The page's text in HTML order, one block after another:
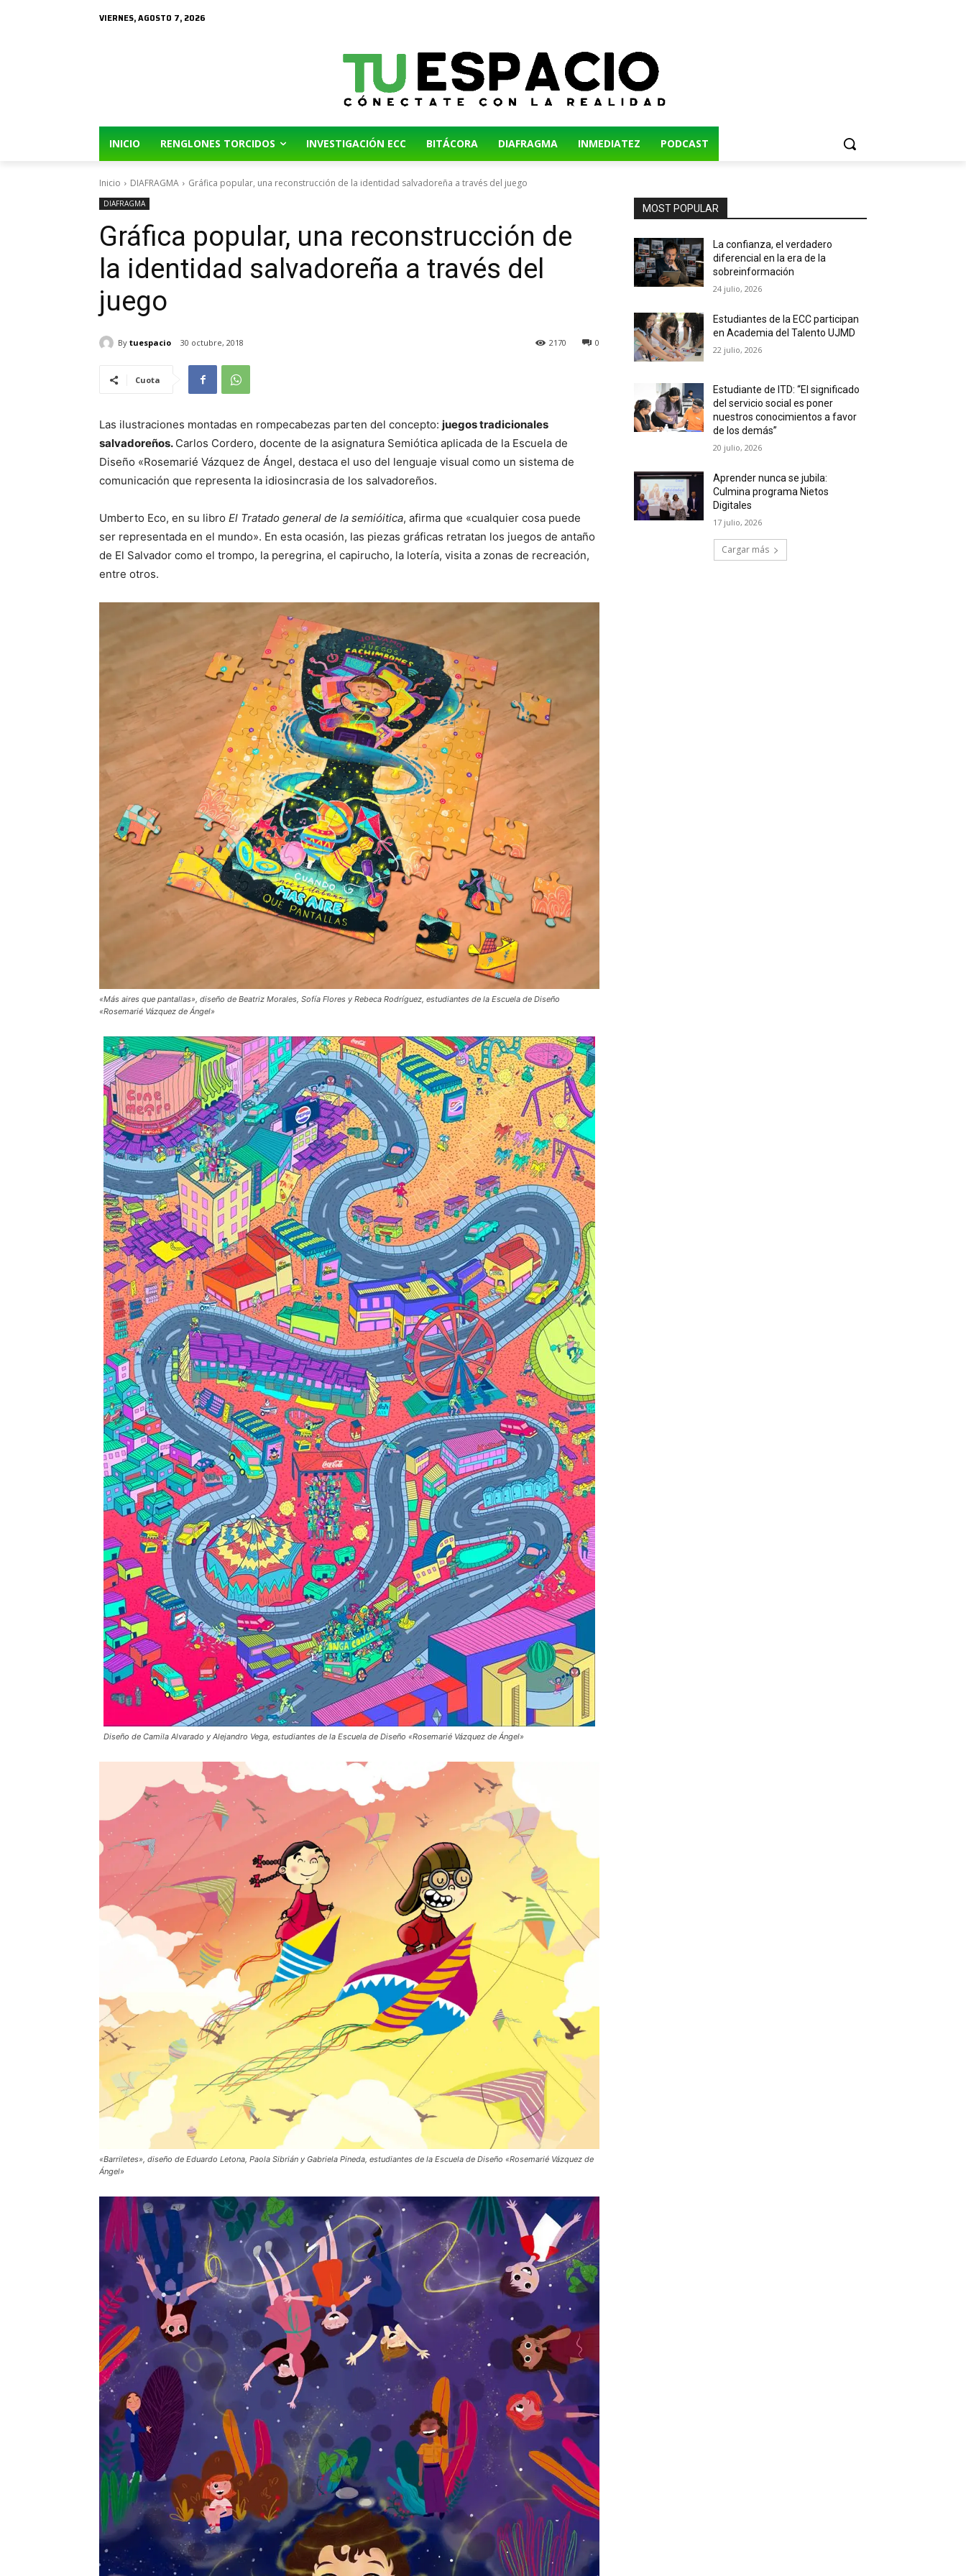
VIERNES, AGOSTO 7, 2026
INICIO RENGLONES TORCIDOS INVESTIGACIÓN ECC BITÁCORA DIAFRAGMA INMEDIATEZ PODCAST
Inicio DIAFRAGMA Gráfica popular, una reconstrucción de la identidad salvadoreña a través del juego
DIAFRAGMA
Gráfica popular, una reconstrucción de
la identidad salvadoreña a través del
juego
By tuespacio 30 octubre, 2018 0
2170
Cuota
Las ilustraciones montadas en rompecabezas parten del concepto: juegos tradicionales
salvadoreños. Carlos Cordero, docente de la asignatura Semiótica aplicada de la Escuela de
Diseño «Rosemarié Vázquez de Ángel, destaca el uso del lenguaje visual como un sistema de
comunicación que representa la idiosincrasia de los salvadoreños.
Umberto Eco, en su libro El Tratado general de la semióitica, afirma que «cualquier cosa puede
ser representada en el mundo». En esta ocasión, las piezas gráficas retratan los juegos de antaño
de El Salvador como el trompo, la peregrina, el capirucho, la lotería, visita a zonas de recreación,
entre otros.
«Más aires que pantallas», diseño de Beatriz Morales, Sofía Flores y Rebeca Rodríguez, estudiantes de la Escuela de Diseño
«Rosemarié Vázquez de Ángel»
Diseño de Camila Alvarado y Alejandro Vega, estudiantes de la Escuela de Diseño «Rosemarié Vázquez de Ángel»
«Barriletes», diseño de Eduardo Letona, Paola Sibrián y Gabriela Pineda, estudiantes de la Escuela de Diseño «Rosemarié Vázquez de
Ángel»
MOST POPULAR
La confianza, el verdadero
diferencial en la era de la
sobreinformación
24 julio, 2026
Estudiantes de la ECC participan
en Academia del Talento UJMD
22 julio, 2026
Estudiante de ITD: “El significado
del servicio social es poner
nuestros conocimientos a favor
de los demás”
20 julio, 2026
Aprender nunca se jubila:
Culmina programa Nietos
Digitales
17 julio, 2026
Cargar más